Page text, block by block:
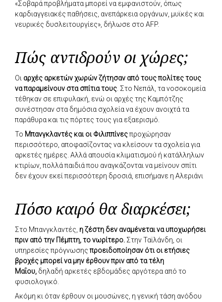
«Σοβαρά προβλήματα μπορεί να εμφανιστούν, όπως
καρδιαγγειακές παθήσεις, ανεπάρκεια οργάνων, μυϊκές και
νευρικές δυσλειτουργίες», δήλωσε στο AFP.
Πώς αντιδρούν οι χώρες;
Οι αρχές αρκετών χωρών ζήτησαν από τους πολίτες τους
να παραμείνουν στα σπίτια τους. Στο Νεπάλ, τα νοσοκομεία
τέθηκαν σε επιφυλακή, ενώ οι αρχές της Καμπότζης
συνέστησαν στα δημόσια σχολεία να έχουν ανοιχτά τα
παράθυρα και τις πόρτες τους για εξαερισμό.
Το Μπανγκλαντές και οι Φιλιππίνεςπροχώρησαν
περισσότερο, αποφασίζοντας να κλείσουν τα σχολεία για
αρκετές ημέρες. Αλλά απουσία κλιματισμού ή κατάλληλων
κτιρίων, πολλά παιδιά που αναγκάζονται να μείνουν σπίτι
δεν έχουν εκεί περισσότερη δροσιά, επισήμανε η Αλεριάνι
Πόσο καιρό θα διαρκέσει;
Στο Μπανγκλαντές, η ζέστη δεν αναμένεται να υποχωρήσει
πριν από την Πέμπτη, το νωρίτερο. Στην Ταϊλάνδη, οι
υπηρεσίες πρόγνωσηςπροειδοποίησαν ότι οι ετήσιες
βροχές μπορεί να μην έρθουν πριν από τα τέλη
Μαΐου, δηλαδή αρκετές εβδομάδες αργότερα από το
φυσιολογικό.
Ακόμη κι όταν έρθουν οι μουσώνες, η γενική τάση ανόδου